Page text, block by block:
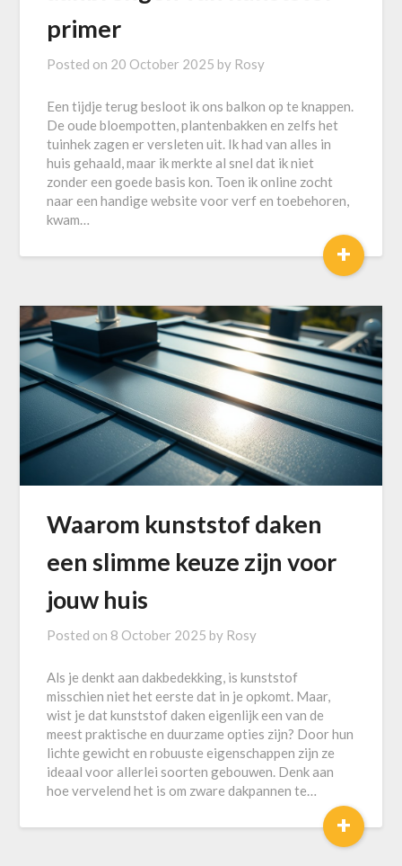
primer
Posted on 20 October 2025 by Rosy
Een tijdje terug besloot ik ons balkon op te knappen.
De oude bloempotten, plantenbakken en zelfs het
tuinhek zagen er versleten uit. Ik had van alles in
huis gehaald, maar ik merkte al snel dat ik niet
zonder een goede basis kon. Toen ik online zocht
naar een handige website voor verf en toebehoren,
kwam…
+
Waarom kunststof daken
een slimme keuze zijn voor
jouw huis
Posted on 8 October 2025 by Rosy
Als je denkt aan dakbedekking, is kunststof
misschien niet het eerste dat in je opkomt. Maar,
wist je dat kunststof daken eigenlijk een van de
meest praktische en duurzame opties zijn? Door hun
lichte gewicht en robuuste eigenschappen zijn ze
ideaal voor allerlei soorten gebouwen. Denk aan
hoe vervelend het is om zware dakpannen te…
+